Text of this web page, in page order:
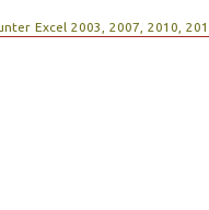
Excel 2003, 2007, 2010,